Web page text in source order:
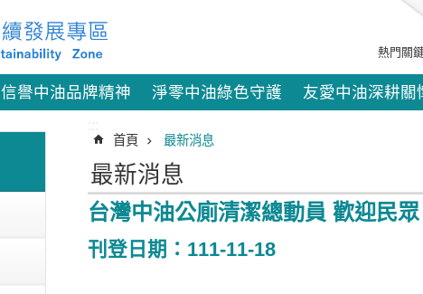
熱門關
信譽中油品牌精神 淨零中油綠色守護 友愛中油深耕關
首頁 最新消息
最新消息
台灣中油公廁清潔總動員 歡迎民眾
刊登日期：111-11-18